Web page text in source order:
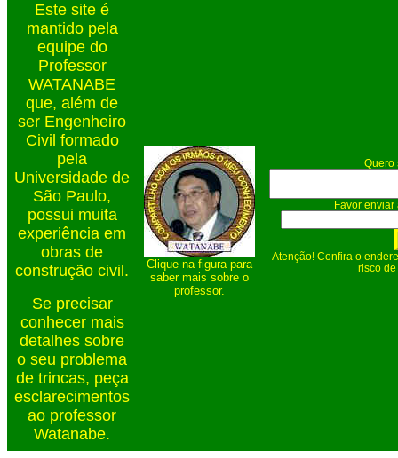
Este site é
mantido pela
equipe do
Professor
WATANABE
que, além de
ser Engenheiro
Civil formado
pela
Universidade de
São Paulo,
possui muita
experiência em
obras de
construção civil.
Se precisar
conhecer mais
detalhes sobre
o seu problema
de trincas, peça
esclarecimentos
ao professor
Watanabe.
Clique na figura para
saber mais sobre o
professor.
Quero
Favor enviar
Atenção! Confira o
risco de